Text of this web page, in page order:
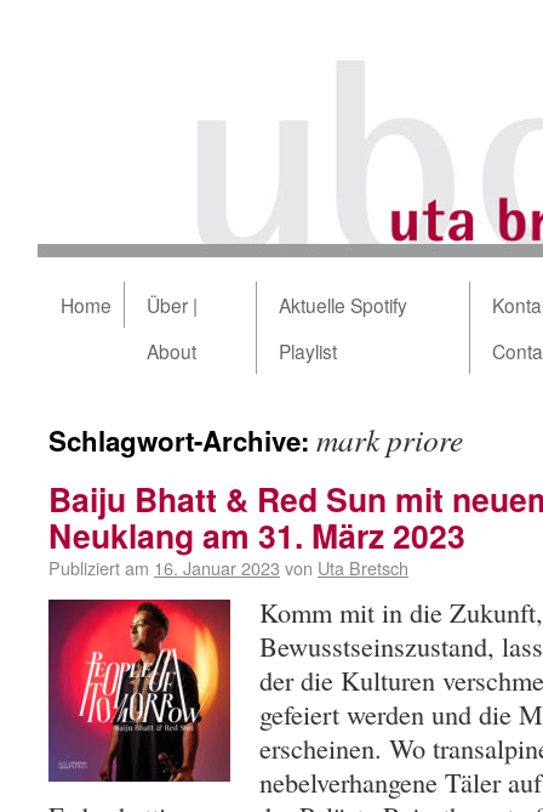
Home
Über |
About
Aktuelle Spotify
Playlist
Schlagwort-Archive: mark priore
Baiju Bhatt & Red Sun mit
Neuklang am 31. März 2023
Publiziert am 16. Januar 2023 von Uta Bretsch
Komm mit in die
Bewusstseinszustand,
der die Kulturen
gefeiert werden und die
erscheinen. Wo
nebelverhangene Täler